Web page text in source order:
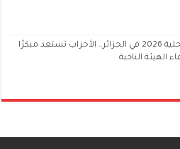
الانتخابات المحلية 2026 في الجزائر.. الأحزاب تستعد مبكرًا
الهيئة الناخبة